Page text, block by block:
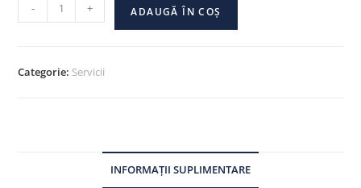
- + ADAUGĂ ÎN COȘ
Categorie: Servicii
INFORMAȚII SUPLIMENTARE